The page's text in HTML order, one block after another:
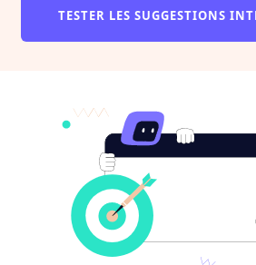
TESTER LES SUGGESTIONS